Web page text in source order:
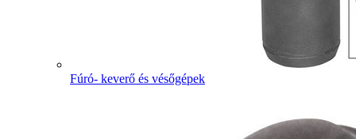
Fúró- keverő és vésőgépek